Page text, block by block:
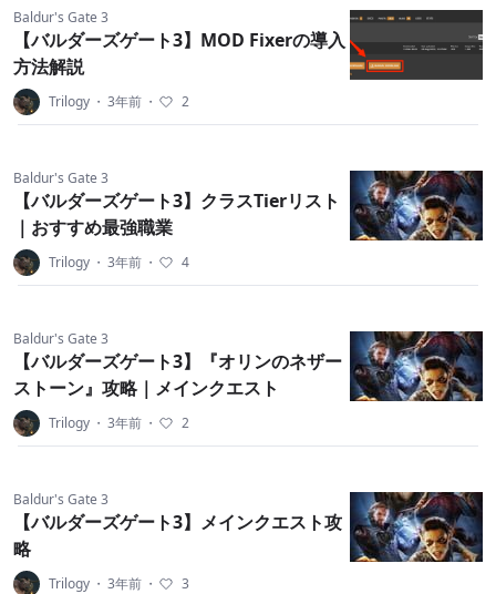
Baldur's Gate 3
【バルダーズゲート3】MOD Fixerの導入
方法解説
Trilogy ・ 3年前 ・ 2
Baldur's Gate 3
【バルダーズゲート3】クラスTierリスト
｜おすすめ最強職業
Trilogy ・ 3年前 ・ 4
Baldur's Gate 3
【バルダーズゲート3】『オリンのネザー
ストーン』攻略｜メインクエスト
Trilogy ・ 3年前 ・ 2
Baldur's Gate 3
【バルダーズゲート3】メインクエスト攻
略
Trilogy ・ 3年前 ・ 3